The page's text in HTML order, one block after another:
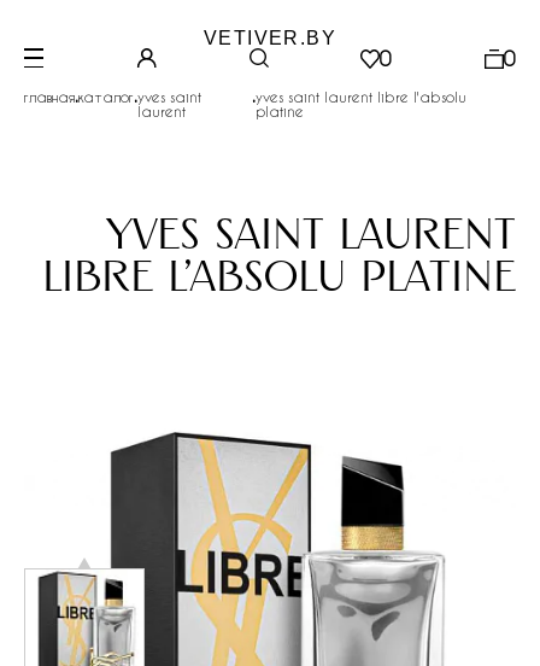
VETIVER.BY
0 0
главная.каталог.yves saint
laurent
.yves saint laurent libre l'absolu
platine
yves saint laurent
libre l'absolu platine